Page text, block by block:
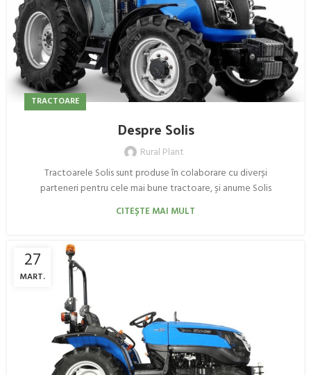
TRACTOARE
Despre Solis
Rural Plant
Tractoarele Solis sunt produse în colaborare cu diverși
parteneri pentru cele mai bune tractoare, și anume Solis
CITEȘTE MAI MULT
27
MART.